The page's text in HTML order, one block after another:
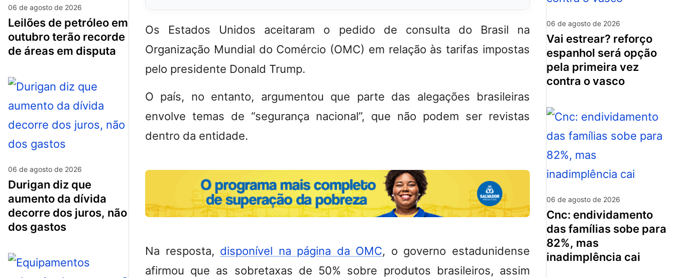
06 de agosto de 2026
leilões de petróleo em
outubro terão recorde
de áreas em disputa
06 de agosto de 2026
durigan diz que
aumento da dívida
decorre dos juros, não
dos gastos
Os Estados Unidos aceitaram o pedido de consulta do Brasil na
Organização Mundial do Comércio (OMC) em relação às tarifas impostas
pelo presidente Donald Trump.
O país, no entanto, argumentou que parte das alegações brasileiras
envolve temas de “segurança nacional”, que não podem ser revistas
dentro da entidade.
Na resposta, disponível na página da OMC, o governo estadunidense
afirmou que as sobretaxas de 50% sobre produtos brasileiros, assim
06 de agosto de 2026
vai estrear? reforço
espanhol será opção
pela primeira vez
contra o vasco
06 de agosto de 2026
cnc: endividamento
das famílias sobe para
82%, mas
inadimplência cai